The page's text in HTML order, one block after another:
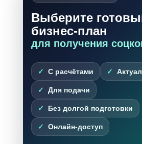
Выберите
бизнес-план
для получения
С расчётами
Для подачи
Без долгой подготовки
Онлайн-доступ